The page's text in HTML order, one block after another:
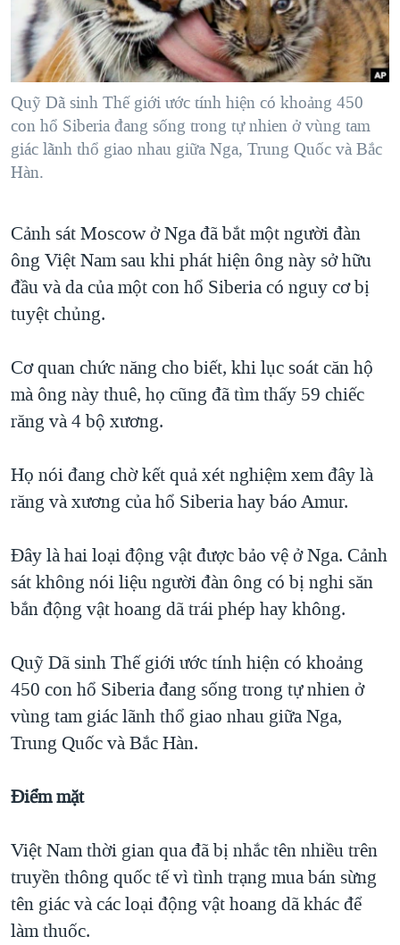
"Tìm"NGƯỜI VIỆT HẢI NGOẠI
ĐỜI SỐNG
KINH TẾ
KHOA HỌC
SỨC KHOẺ
VĂN HOÁ
GIÁO DỤC
TẠI
HÀNH TRÌNH BẦU CỬ 2024
MỘT NĂM CHIẾN TRANH TẠI DẢI GAZA
GIẢI MÃ VÀNH ĐAI & CON ĐƯỜNG
NGÀY TỊ NẠN THẾ GIỚI
CHI PHÍ CHIẾN TRANH AFGHANISTAN
CÁC GIÁ TRỊ CỘNG HÒA Ở VIỆT NAM
THƯỢNG ĐỈNH TRUMP-KIM TẠI VIỆT NAM
TRỊNH VĨNH BÌNH VS. CHÍNH PHỦ VIỆT NAM
NGƯ DÂN VIỆT VÀ LÀN SÓNG TRỘM HẢI SÂM
BÊN KIA QUỐC LỘ: TIẾNG VỌNG TỪ NÔNG THÔN MỸ
QUAN HỆ VIỆT MỸ
VIDEO
NGHE
MẠNG XÃ HỘI
Ngôn ngữ khác
Quỹ Dã sinh Thế giới ước tính hiện có khoảng 450
con hổ Siberia đang sống trong tự nhien ở vùng tam
giác lãnh thổ giao nhau giữa Nga, Trung Quốc và Bắc
Hàn.
Cảnh sát Moscow ở Nga đã bắt một người đàn
ông Việt Nam sau khi phát hiện ông này sở hữu
đầu và da của một con hổ Siberia có nguy cơ bị
tuyệt chủng.
Cơ quan chức năng cho biết, khi lục soát căn hộ
mà ông này thuê, họ cũng đã tìm thấy 59 chiếc
răng và 4 bộ xương.
Họ nói đang chờ kết quả xét nghiệm xem đây là
răng và xương của hổ Siberia hay báo Amur.
Đây là hai loại động vật được bảo vệ ở Nga. Cảnh
sát không nói liệu người đàn ông có bị nghi săn
bắn động vật hoang dã trái phép hay không.
Quỹ Dã sinh Thế giới ước tính hiện có khoảng
450 con hổ Siberia đang sống trong tự nhien ở
vùng tam giác lãnh thổ giao nhau giữa Nga,
Trung Quốc và Bắc Hàn.
Điểm mặt
Việt Nam thời gian qua đã bị nhắc tên nhiều trên
truyền thông quốc tế vì tình trạng mua bán sừng
tên giác và các loại động vật hoang dã khác để
làm thuốc.